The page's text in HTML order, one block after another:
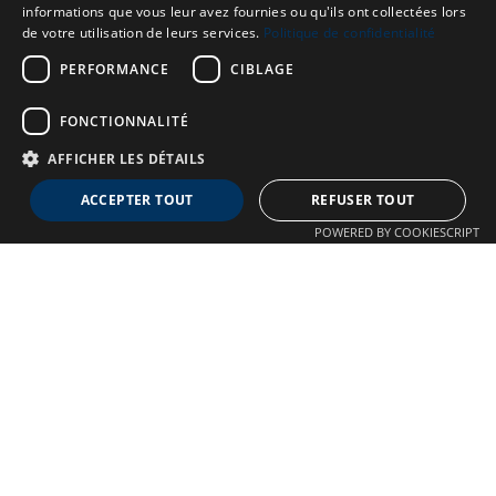
Neuro MAV France
Association dédiée aux patients souffrant de Malformations
informations que vous leur avez fournies ou qu'ils ont collectées lors
de votre utilisation de leurs services. Politique de confidentialité
PERFORMANCE
CIBLAGE
FONCTIONNALITÉ
AFFICHER LES DÉTAILS
ACCEPTER TOUT REFUSER TOUT
POWERED BY COOKIESCRIPT